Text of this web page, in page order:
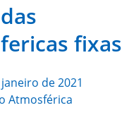
fixas
de 2021
Atmosférica